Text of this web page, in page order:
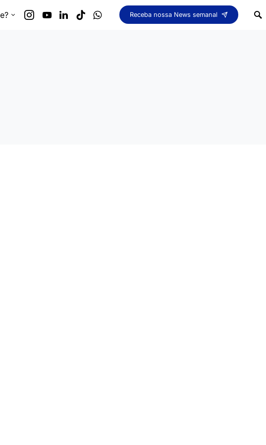
Receba nossa News semanal